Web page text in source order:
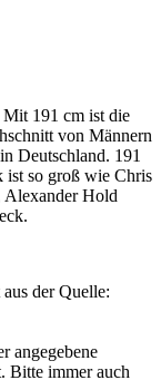
191 cm ist die
von Männern
Deutschland. 191
ist so groß wie Chris
Alexander Hold
der Quelle:
angegebene
Bitte immer auch